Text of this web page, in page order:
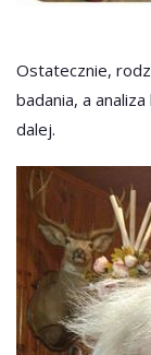
Ostatecznie,
badania, a
dalej.